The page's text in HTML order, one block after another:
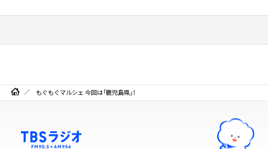
もぐもぐマルシェ 今回は「鹿児島県」！